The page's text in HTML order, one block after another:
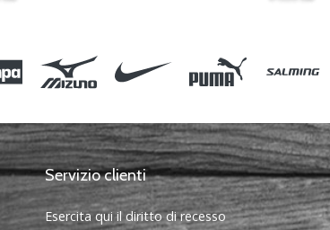
Servizio clienti
Esercita qui il diritto di recesso